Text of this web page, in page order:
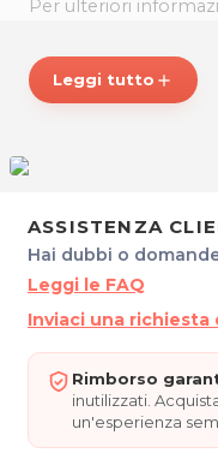
Per ulteriori
Leggi tutto add
ASSISTENZA
Hai dubbi o
Leggi le FAQ
Inviaci una richiesta
Rimborso
inutilizzati.
un'esperienza